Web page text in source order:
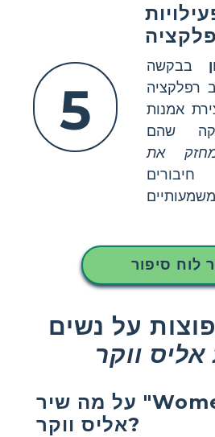
5
בבקשה
רפלקציה
אמנות
שהם
את
לוח סיפור
על נשים
ווקר
על מה שיר "Women" של
אליס ווקר?